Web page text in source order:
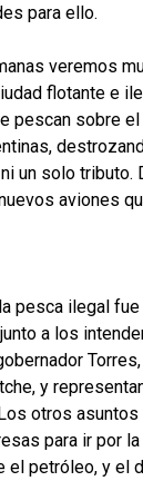
para ello.
veremos
flotante e
pescan sobre
un solo tributo.
aviones
pesca ilegal
a los
y
otros
para ir por la
el petróleo, y el